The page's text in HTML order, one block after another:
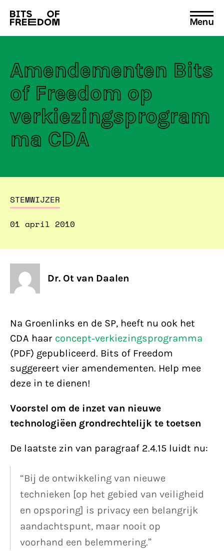
Search
for:
Menu
Amendementen Bits
of Freedom op
verkiezingsprogram
ma CDA
STEMWIJZER
01 april 2010
Dr. Ot van Daalen
Na Groenlinks en de SP, heeft nu ook het
CDA haar concept-verkiezingsprogramma
(PDF) gepubliceerd. Bits of Freedom
suggereert vier amendementen. Help mee
deze in te dienen!
Voorstel om de inzet van nieuwe
technologiëen grondrechtelijk te toetsen
De laatste zin van paragraaf 2.4.15 luidt nu:
“Bij de ontwikkeling van nieuwe
technieken [op het gebied van veiligheid
en opsporing] is privacy een belangrijk
aandachtspunt, maar nooit op
voorhand een belemmering.”